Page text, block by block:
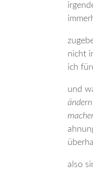
nicht
ich
und
also